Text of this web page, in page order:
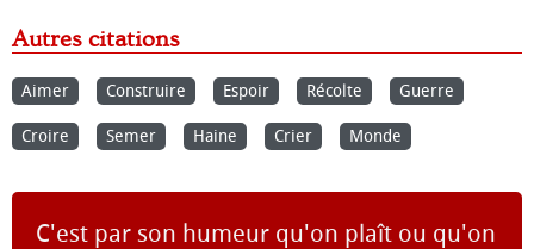
Autres citations
Aimer Construire Espoir Récolte Guerre
Croire Semer Haine Crier Monde
C'est par son humeur qu'on plaît ou qu'on